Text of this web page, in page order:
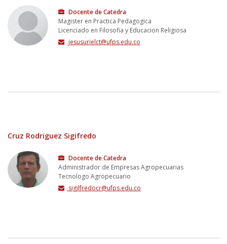
Docente de Catedra
Magister en Practica Pedagogica
Licenciado en Filosofia y Educacion Religiosa
jesusurielct@ufps.edu.co
Cruz Rodriguez Sigifredo
Docente de Catedra
Administrador de Empresas Agropecuarias
Tecnologo Agropecuario
sigilfredocr@ufps.edu.co